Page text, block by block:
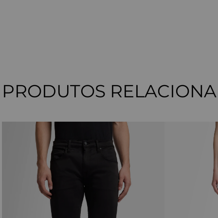
PRODUTOS